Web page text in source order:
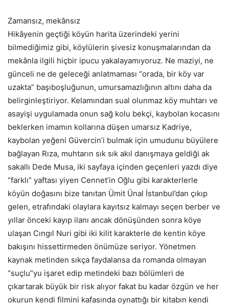
Zamansız, mekânsız
Hikâyenin geçtiği köyün harita üzerindeki yerini
bilmediğimiz gibi, köylülerin şivesiz konuşmalarından da
mekânla ilgili hiçbir ipucu yakalayamıyoruz. Ne maziyi, ne
günceli ne de geleceği anlatmaması “orada, bir köy var
uzakta” başıboşluğunun, umursamazlığının altını daha da
belirginleştiriyor. Kelamından sual olunmaz köy muhtarı ve
asayişi uygulamada onun sağ kolu bekçi, kaybolan kocasını
beklerken imamın kollarına düşen umarsız Kadriye,
kaybolan yeğeni Güvercin’i bulmak için umudunu büyülere
bağlayan Rıza, muhtarın sık sık akıl danışmaya geldiği ak
sakallı Dede Musa, iki sayfaya içinden geçenleri yazdı diye
“farklı” yaftası yiyen Cennet’in Oğlu gibi karakterlerle
köyün doğasını bize tanıtan Ümit Ünal İstanbul’dan çıkıp
gelen, etrafındaki olaylara kayıtsız kalmayı seçen berber ve
yıllar önceki kayıp ilanı ancak dönüşünden sonra köye
ulaşan Cıngıl Nuri gibi iki kilit karakterle de kentin köye
bakışını hissettirmeden önümüze seriyor. Yönetmen
kaynak metinden sıkça faydalansa da romanda olmayan
“suçlu”yu işaret edip metindeki bazı bölümleri de
çıkartarak büyük bir risk alıyor fakat bu kadar özgün ve her
okurun kendi filmini kafasında oynattığı bir kitabın kendi